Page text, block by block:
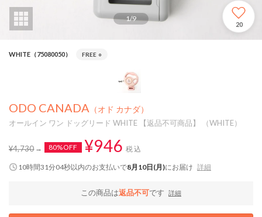
1/9
20
WHITE（75080050） FREE ○
ODO CANADA （オド カナダ）
オールイン ワン ドッグリード WHITE 【返品不可商品】 （WHITE）
¥4,730 80%OFF ¥946 税込
10時間31分03秒以内のお支払いで8月10日(月)にお届け 詳細
この商品は返品不可です 詳細